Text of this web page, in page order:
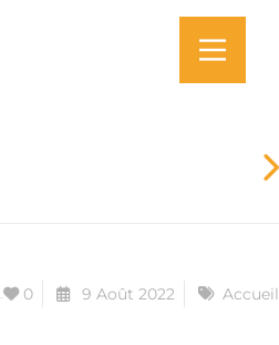
0 9 Août 2022 Accueil